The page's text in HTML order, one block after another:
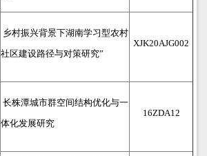
乡村振兴背景下湖南学习型农村
社区建设路径与对策研究”
XJK20AJG002
长株潭城市群空间结构优化与一
体化发展研究
16ZDA12